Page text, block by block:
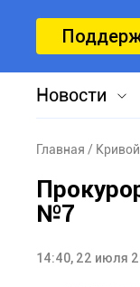
Новости
Главная
№7
14:40, 22 июля